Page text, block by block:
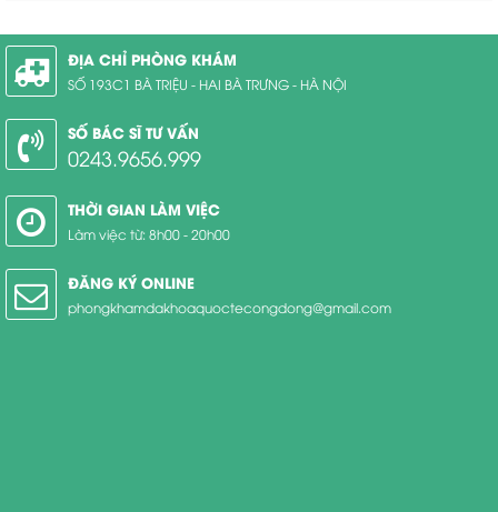
ĐỊA CHỈ PHÒNG KHÁM
SỐ 193C1 BÀ TRIỆU - HAI BÀ TRƯNG - HÀ NỘI
SỐ BÁC SĨ TƯ VẤN
0243.9656.999
THỜI GIAN LÀM VIỆC
Làm việc từ: 8h00 - 20h00
ĐĂNG KÝ ONLINE
phongkhamdakhoaquoctecongdong@gmail.com